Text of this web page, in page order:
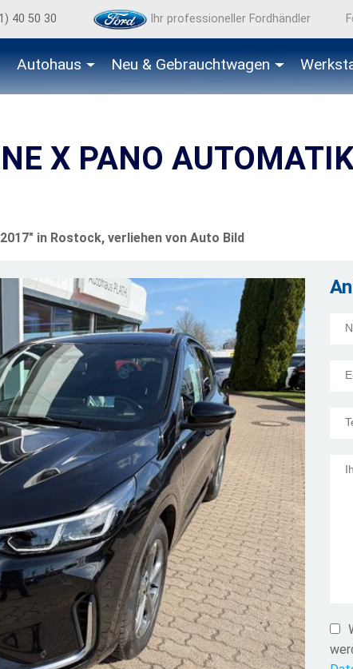
40 50 30 Ihr professioneller Fordhändler
Autohaus Neu & Gebraucht­wagen
X PANO
in Rostock, verliehen von Auto Bild